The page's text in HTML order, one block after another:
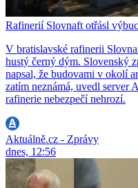
Rafinerií Slovnaft otřásl
V bratislavské rafinerii
hustý černý dým. Slovenský
napsal, že budovami v okolí
zatím neznámá, uvedl server
rafinerie nebezpečí nehrozí.
Aktuálně.cz - Zprávy
dnes, 12:56